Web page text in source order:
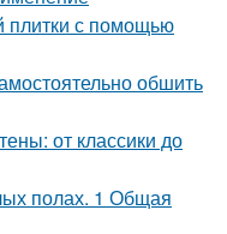
с помощью
обшить
от классики до
полах. 1 Общая